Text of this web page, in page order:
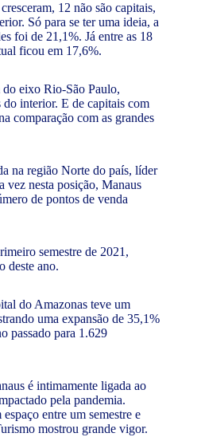
12 não são capitais,
Só para se ter uma ideia, a
foi de 21,1%. Já entre as 18
ficou em 17,6%.
do eixo Rio-São Paulo,
interior. E de capitais com
comparação com as grandes
na região Norte do país, líder
nesta posição, Manaus
de pontos de venda
semestre de 2021,
deste ano.
do Amazonas teve um
uma expansão de 35,1%
passado para 1.629
é intimamente ligada ao
pela pandemia.
entre um semestre e
mostrou grande vigor.